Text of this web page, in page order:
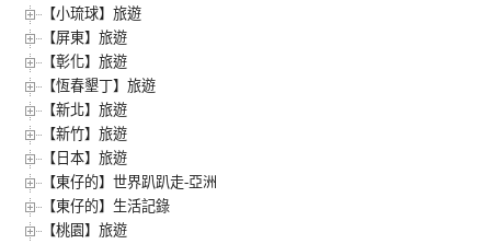
【小琉球】旅遊
【屏東】旅遊
【彰化】旅遊
【恆春墾丁】旅遊
【新北】旅遊
【新竹】旅遊
【日本】旅遊
【東仔的】世界趴趴走-亞洲
【東仔的】生活記錄
【桃園】旅遊